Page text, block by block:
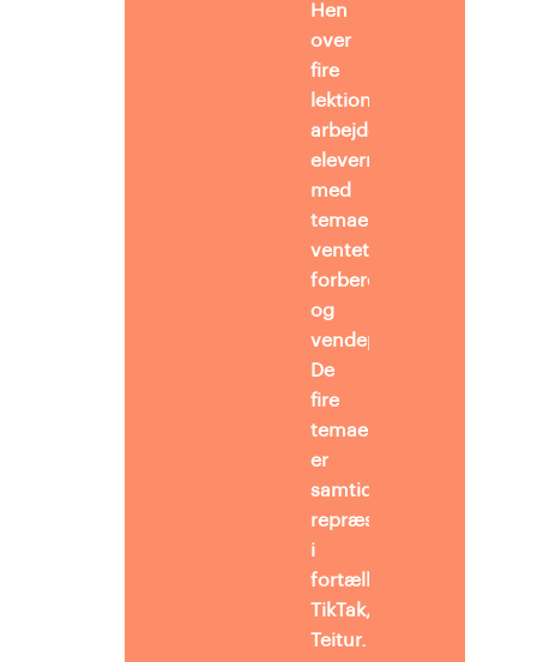
Hen
over
fire
lektioner
arbejder
eleverne
med
temaerne
ventetid, forventning/
forberedelse
og
vendepunkt.
De
fire
temaer
er
samtidigt
repræsenteret
i
fortællingen
TikTak,
Teitur.